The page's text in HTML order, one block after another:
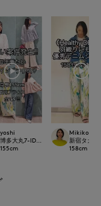
yoshi
博多大丸7-IDconcept.
155cm
Mikiko
新宿タカシ
158cm